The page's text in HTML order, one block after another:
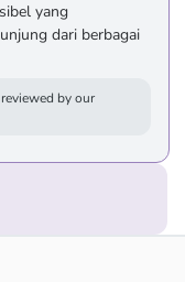
yang
dari berbagai
by our